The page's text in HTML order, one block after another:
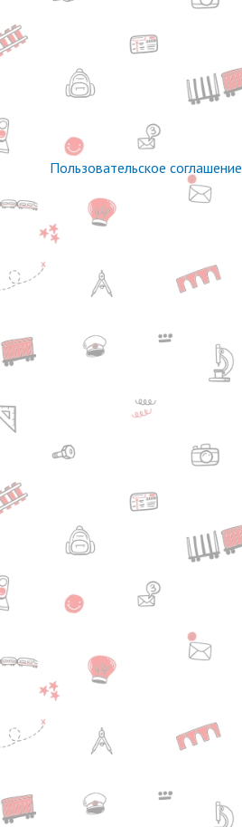
Пользовательское соглашение